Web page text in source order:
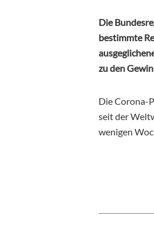
Die
bestimmte
zu den
Die Corona-
seit der
wenigen